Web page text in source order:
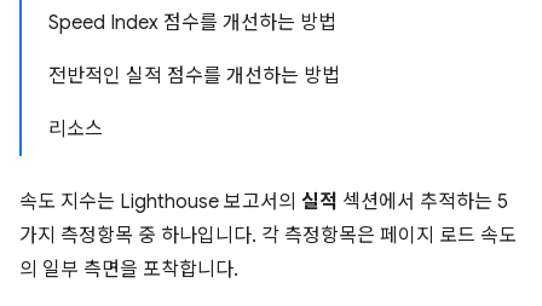
Speed Index 점수를 개선하는 방법
전반적인 실적 점수를 개선하는 방법
리소스
속도 지수는 Lighthouse 보고서의 실적 섹션에서 추적하는 5
가지 측정항목 중 하나입니다. 각 측정항목은 페이지 로드 속도
의 일부 측면을 포착합니다.